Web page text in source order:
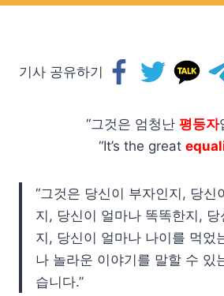
기사 공유하기
“그것은 엄청난 평등자
“It’s the great
“그것은 당신이 부자인지, 당신
지, 당신이 얼마나 똑똑한지,
지, 당신이 얼마나 나이를 먹었
나 놀라운 이야기를 말할 수 있
습니다.”